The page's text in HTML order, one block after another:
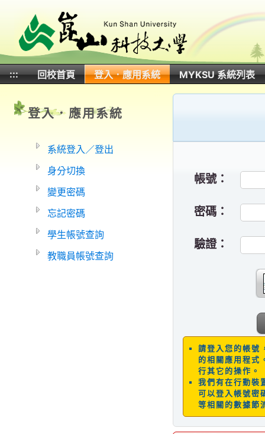
::: 回校首頁 登入．應用系統
MYKSU 系統列表
登入．應用系統
系統登入／登出
身分切換
變更密碼
忘記密碼
學生帳號查詢
教職員帳號查詢
帳號：
密碼：
驗證：
請登入您的帳號
的相關應用程式
行其它的操作。
我們有在行動
可以登入帳號密
等相關的數據節